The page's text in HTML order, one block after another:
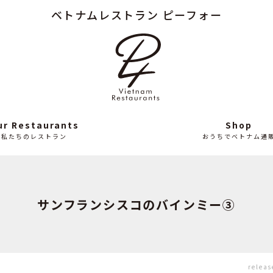
ベトナムレストラン ピーフォー
News
最
近
の
ニ
ュ
ー
ス
Restaurants
私たちのレストラン
Column
読み
もの
Shop
おうちでベトナム通
サンフランシスコのバインミー③